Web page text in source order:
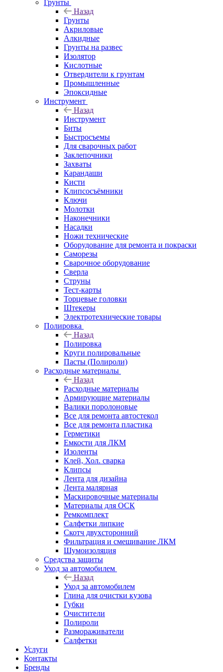
Грунты
Назад
Грунты
Акриловые
Алкидные
Грунты на развес
Изолятор
Кислотные
Отвердители к грунтам
Промышленные
Эпоксидные
Инструмент
Назад
Инструмент
Биты
Быстросъемы
Для сварочных работ
Заклепочники
Захваты
Карандаши
Кисти
Клипсосъёмники
Ключи
Молотки
Наконечники
Насадки
Ножи технические
Оборудование для ремонта и покраски
Саморезы
Сварочное оборудование
Сверла
Струны
Тест-карты
Торцевые головки
Штекеры
Электротехнические товары
Полировка
Назад
Полировка
Круги полировальные
Пасты (Полироли)
Расходные материалы
Назад
Расходные материалы
Армирующие материалы
Валики поролоновые
Все для ремонта автостекол
Все для ремонта пластика
Герметики
Емкости для ЛКМ
Изоленты
Клей, Хол. сварка
Клипсы
Лента для дизайна
Лента малярная
Маскировочные материалы
Материалы для ОСК
Ремкомплект
Салфетки липкие
Скотч двухсторонний
Фильтрация и смешивание ЛКМ
Шумоизоляция
Средства защиты
Уход за автомобилем
Назад
Уход за автомобилем
Глина для очистки кузова
Губки
Очистители
Полироли
Размораживатели
Салфетки
Услуги
Контакты
Бренды